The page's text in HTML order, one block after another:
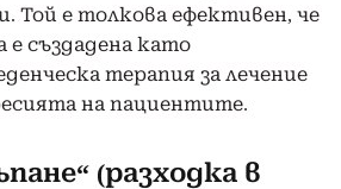
Той е толкова ефективен, че
създадена като
терапия за лечение
на пациентите.
(разходка в